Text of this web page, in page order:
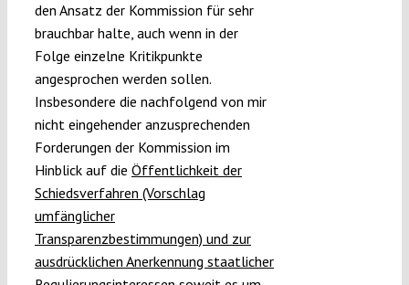
den Ansatz der Kommission für sehr
brauchbar halte, auch wenn in der
Folge einzelne Kritikpunkte
angesprochen werden sollen.
Insbesondere die nachfolgend von mir
nicht eingehender anzusprechenden
Forderungen der Kommission im
Hinblick auf die Öffentlichkeit der
Schiedsverfahren (Vorschlag
umfänglicher
Transparenzbestimmungen) und zur
ausdrücklichen Anerkennung staatlicher